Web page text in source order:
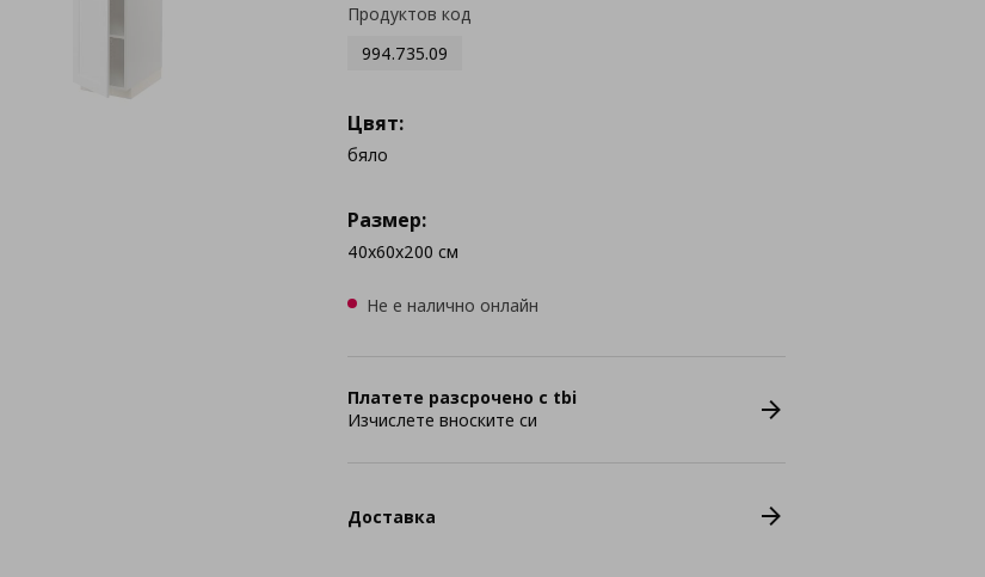
Продуктов код
994.735.09
Цвят:
бяло
Размер:
40x60x200 см
Не е налично онлайн
Платете разсрочено с tbi
Изчислете вноските си
Доставка